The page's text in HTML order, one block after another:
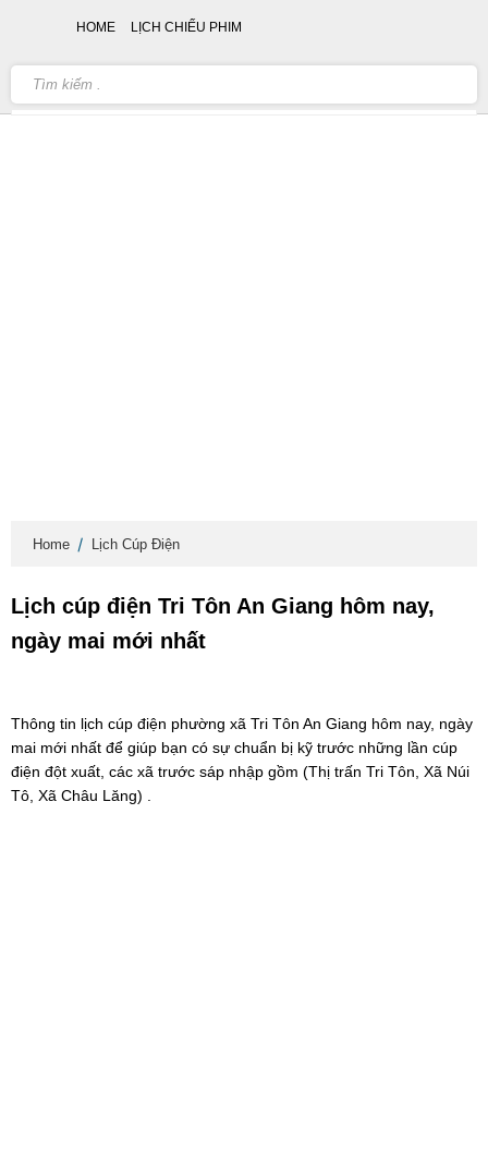
Home Lịch Cúp Điện
Lịch cúp điện Tri Tôn An Giang hôm nay,
ngày mai mới nhất
Thông tin lịch cúp điện phường xã Tri Tôn An Giang hôm nay, ngày
mai mới nhất để giúp bạn có sự chuẩn bị kỹ trước những lần cúp
điện đột xuất, các xã trước sáp nhập gồm (Thị trấn Tri Tôn, Xã Núi
Tô, Xã Châu Lăng) .
HOME LỊCH CHIẾU PHIM